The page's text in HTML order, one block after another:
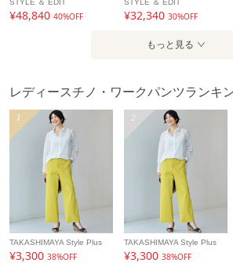
STYLE ＆ EDIT
¥48,840 40%OFF
STYLE ＆ EDIT
¥32,340 30%OFF
もっと見る
レディースチノ・ワークパンツランキ
1
TAKASHIMAYA Style Plus
¥3,300 38%OFF
2
TAKASHIMAYA Style Plus
¥3,30038%OFF